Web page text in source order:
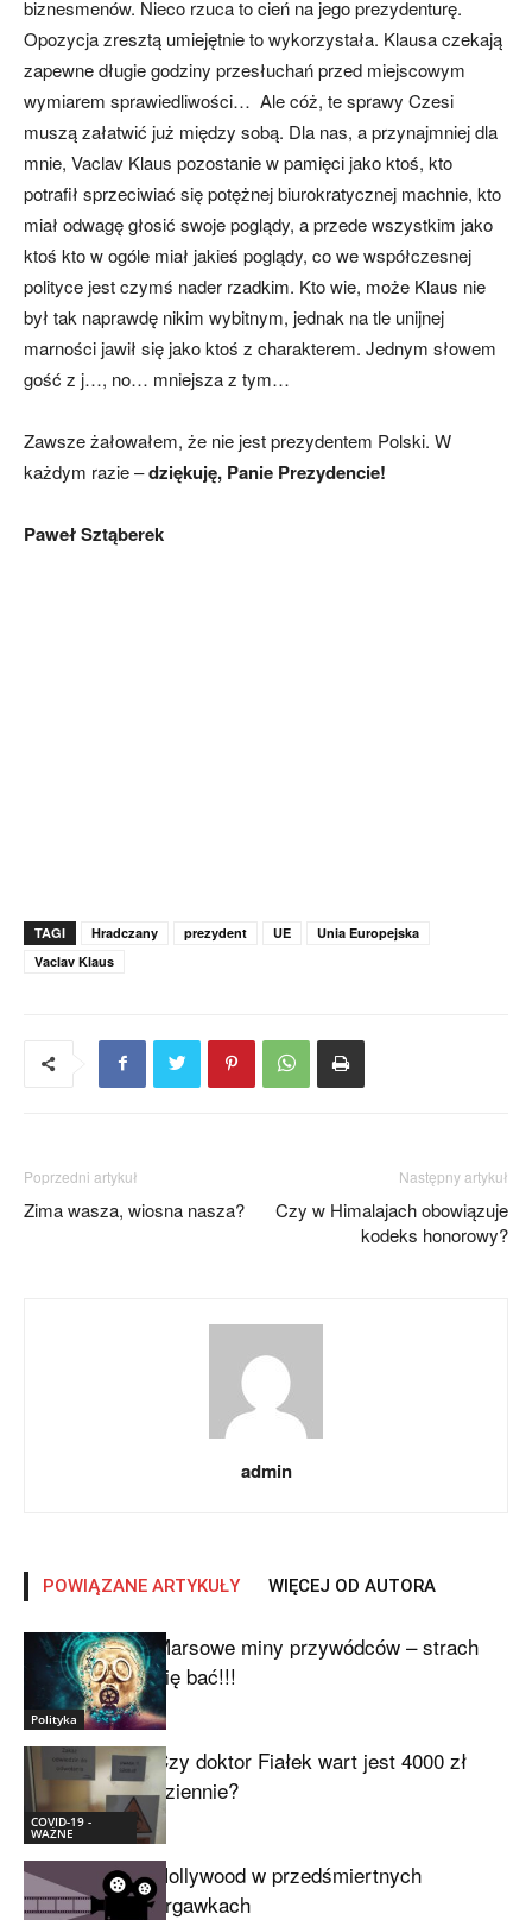
biznesmenów. Nieco rzuca to cień na jego prezydenturę.
Opozycja zresztą umiejętnie to wykorzystała. Klausa czekają
zapewne długie godziny przesłuchań przed miejscowym
wymiarem sprawiedliwości… Ale cóż, te sprawy Czesi
muszą załatwić już między sobą. Dla nas, a przynajmniej dla
mnie, Vaclav Klaus pozostanie w pamięci jako ktoś, kto
potrafił sprzeciwiać się potężnej biurokratycznej machnie, kto
miał odwagę głosić swoje poglądy, a przede wszystkim jako
ktoś kto w ogóle miał jakieś poglądy, co we współczesnej
polityce jest czymś nader rzadkim. Kto wie, może Klaus nie
był tak naprawdę nikim wybitnym, jednak na tle unijnej
marności jawił się jako ktoś z charakterem. Jednym słowem
gość z j…, no… mniejsza z tym…
Zawsze żałowałem, że nie jest prezydentem Polski. W
każdym razie –dziękuję, Panie Prezydencie!
Paweł Sztąberek
TAGI Hradczany prezydent UE
Unia Europejska
Vaclav Klaus
Poprzedni artykuł
Zima wasza, wiosna nasza?
Następny artykuł
Czy w Himalajach obowiązuje
kodeks honorowy?
admin
POWIĄZANE ARTYKUŁY WIĘCEJ OD AUTORA
Polityka
Marsowe miny przywódców – strach
się bać!!!
COVID-19 -
WAŻNE
Czy doktor Fiałek wart jest 4000 zł
dziennie?
Hollywood w przedśmiertnych
drgawkach